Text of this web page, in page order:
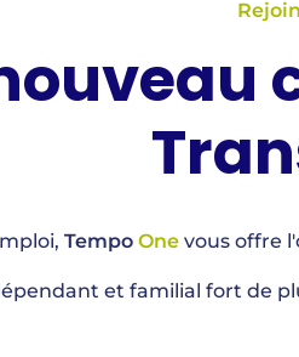
TempoOnevous offre
et familial fort de